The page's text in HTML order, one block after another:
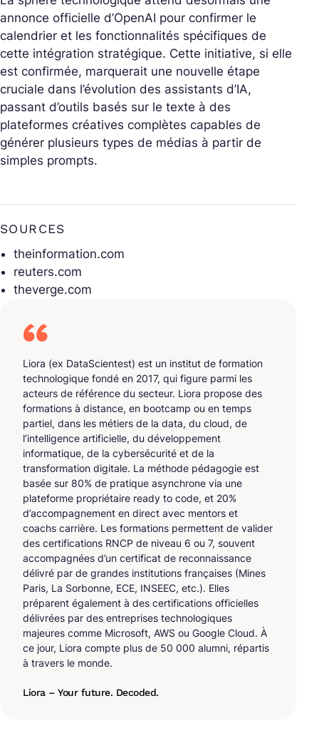
annonce officielle d’OpenAI pour confirmer le
calendrier et les fonctionnalités spécifiques de
cette intégration stratégique. Cette initiative, si elle
est confirmée, marquerait une nouvelle étape
cruciale dans l’évolution des assistants d’IA,
passant d’outils basés sur le texte à des
plateformes créatives complètes capables de
générer plusieurs types de médias à partir de
simples prompts.
SOURCES
theinformation.com
reuters.com
theverge.com
Liora (ex DataScientest) est un institut de formation
technologique fondé en 2017, qui figure parmi les
acteurs de référence du secteur. Liora propose des
formations à distance, en bootcamp ou en temps
partiel, dans les métiers de la data, du cloud, de
l’intelligence artificielle, du développement
informatique, de la cybersécurité et de la
transformation digitale. La méthode pédagogie est
basée sur 80% de pratique asynchrone via une
plateforme propriétaire ready to code, et 20%
d’accompagnement en direct avec mentors et
coachs carrière. Les formations permettent de valider
des certifications RNCP de niveau 6 ou 7, souvent
accompagnées d’un certificat de reconnaissance
délivré par de grandes institutions françaises (Mines
Paris, La Sorbonne, ECE, INSEEC, etc.). Elles
préparent également à des certifications officielles
délivrées par des entreprises technologiques
majeures comme Microsoft, AWS ou Google Cloud. À
ce jour, Liora compte plus de 50 000 alumni, répartis
à travers le monde.
Liora – Your future. Decoded.